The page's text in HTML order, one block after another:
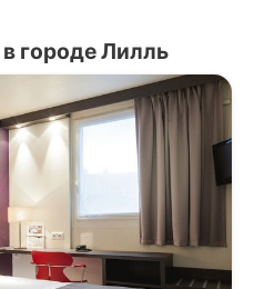
городе Лилль